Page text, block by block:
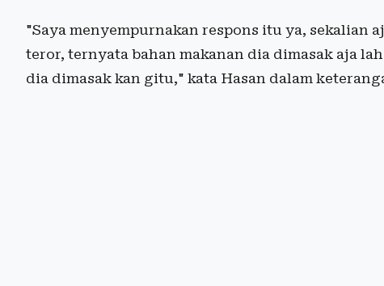
"Saya menyempurnakan respons itu ya, sekalian
teror, ternyata bahan makanan dia dimasak aja
dia dimasak kan gitu," kata Hasan dalam